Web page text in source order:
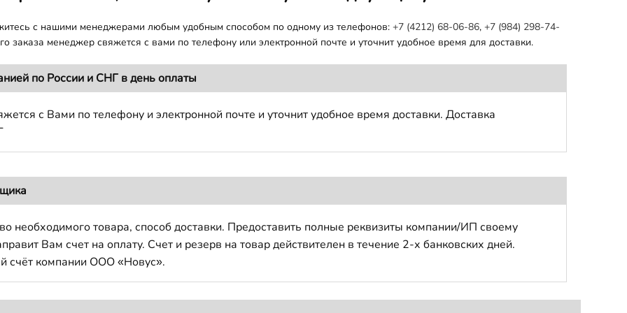
с нашими менеджерами любым удобным способом по одному из телефонов: +7 (4212) 68-06-86, +7 (984) 298-74-
заказа менеджер свяжется с вами по телефону или электронной почте и уточнит удобное время для доставки.
по России и СНГ в день оплаты
с Вами по телефону и электронной почте и уточнит удобное время доставки. Доставка
необходимого товара, способ доставки. Предоставить полные реквизиты компании/ИП своему
Вам счет на оплату. Счет и резерв на товар действителен в течение 2-х банковских дней.
счёт компании ООО «Новус».